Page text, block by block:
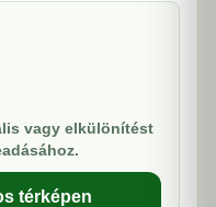
vagy elkülönítést
térképen